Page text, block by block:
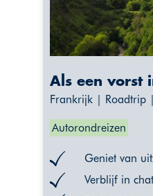
Als een vorst
Frankrijk | Roadtrip
Autorondreizen
Geniet van
Verblijf in